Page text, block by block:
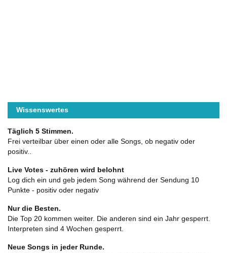
Wissenswertes
Täglich 5 Stimmen.
Frei verteilbar über einen oder alle Songs, ob negativ oder
positiv..
Live Votes - zuhören wird belohnt
Log dich ein und geb jedem Song während der Sendung 10
Punkte - positiv oder negativ
Nur die Besten.
Die Top 20 kommen weiter. Die anderen sind ein Jahr gesperrt.
Interpreten sind 4 Wochen gesperrt.
Neue Songs in jeder Runde.